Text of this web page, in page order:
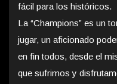
fácil para los históricos.
La “Champions” es un
jugar, un aficionado
en fin todos, desde el
que sufrimos y